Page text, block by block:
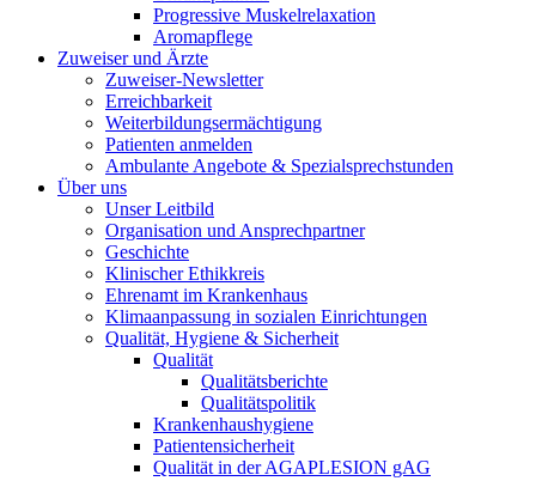
Progressive Muskelrelaxation
Aromapflege
Zuweiser und Ärzte
Zuweiser-Newsletter
Erreichbarkeit
Weiterbildungsermächtigung
Patienten anmelden
Ambulante Angebote & Spezialsprechstunden
Über uns
Unser Leitbild
Organisation und Ansprechpartner
Geschichte
Klinischer Ethikkreis
Ehrenamt im Krankenhaus
Klimaanpassung in sozialen Einrichtungen
Qualität, Hygiene & Sicherheit
Qualität
Qualitätsberichte
Qualitätspolitik
Krankenhaushygiene
Patientensicherheit
Qualität in der AGAPLESION gAG